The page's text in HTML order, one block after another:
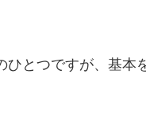
ひとつですが、基